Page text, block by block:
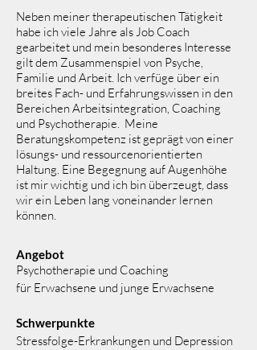
Neben meiner therapeutischen Tätigkeit
habe ich viele Jahre als Job Coach
gearbeitet und mein besonderes Interesse
gilt dem Zusammenspiel von Psyche,
Familie und Arbeit. Ich verfüge über ein
breites Fach- und Erfahrungswissen in den
Bereichen Arbeitsintegration, Coaching
und Psychotherapie. Meine
Beratungskompetenz ist geprägt von einer
lösungs- und ressourcenorientierten
Haltung. Eine Begegnung auf Augenhöhe
ist mir wichtig und ich bin überzeugt, dass
wir ein Leben lang voneinander lernen
können.
Angebot
Psychotherapie und Coaching
für Erwachsene und junge Erwachsene
Schwerpunkte
Stressfolge-Erkrankungen und Depression